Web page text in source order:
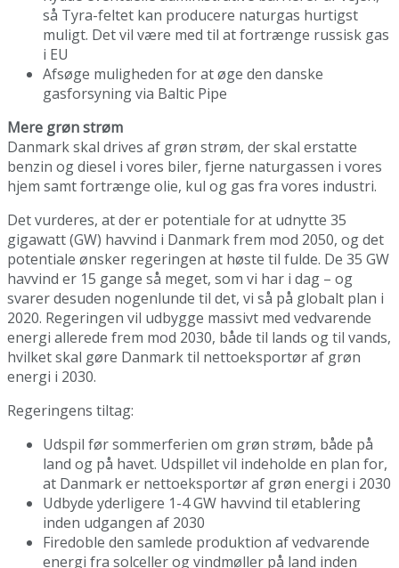
så Tyra-feltet kan producere naturgas hurtigst
muligt. Det vil være med til at fortrænge russisk gas
i EU
Afsøge muligheden for at øge den danske
gasforsyning via Baltic Pipe
Mere grøn strøm
Danmark skal drives af grøn strøm, der skal erstatte
benzin og diesel i vores biler, fjerne naturgassen i vores
hjem samt fortrænge olie, kul og gas fra vores industri.
Det vurderes, at der er potentiale for at udnytte 35
gigawatt (GW) havvind i Danmark frem mod 2050, og det
potentiale ønsker regeringen at høste til fulde. De 35 GW
havvind er 15 gange så meget, som vi har i dag – og
svarer desuden nogenlunde til det, vi så på globalt plan i
2020. Regeringen vil udbygge massivt med vedvarende
energi allerede frem mod 2030, både til lands og til vands,
hvilket skal gøre Danmark til nettoeksportør af grøn
energi i 2030.
Regeringens tiltag:
Udspil før sommerferien om grøn strøm, både på
land og på havet. Udspillet vil indeholde en plan for,
at Danmark er nettoeksportør af grøn energi i 2030
Udbyde yderligere 1-4 GW havvind til etablering
inden udgangen af 2030
Firedoble den samlede produktion af vedvarende
energi fra solceller og vindmøller på land inden